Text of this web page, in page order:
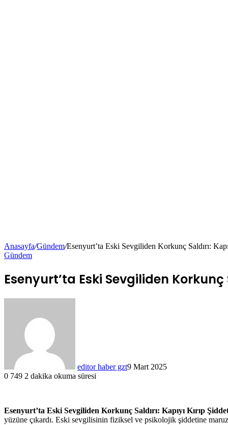
Anasayfa/Gündem/Esenyurt’ta Eski Sevgiliden Korkunç Saldırı:
Gündem
Esenyurt’ta Eski Sevgiliden Korkunç
editor haber gzt9 Mart 2025
0 749 2 dakika okuma süresi
Esenyurt’ta Eski Sevgiliden Korkunç Saldırı: Kapıyı Kırıp
yüzüne çıkardı. Eski sevgilisinin fiziksel ve psikolojik şiddetine